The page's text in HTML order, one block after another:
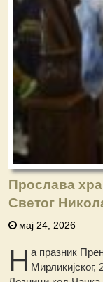
Прослава
Светог
мај 24, 2026
Н а празник